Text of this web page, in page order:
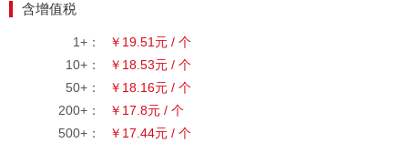
含增值税
1+：
￥19.51元 / 个
10+：
￥18.53元 / 个
50+：
￥18.16元 / 个
200+：
￥17.8元 / 个
500+：
￥17.44元 / 个